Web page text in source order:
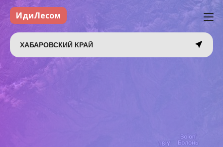
ИдиЛесом
ХАБАРОВСКИЙ КРАЙ